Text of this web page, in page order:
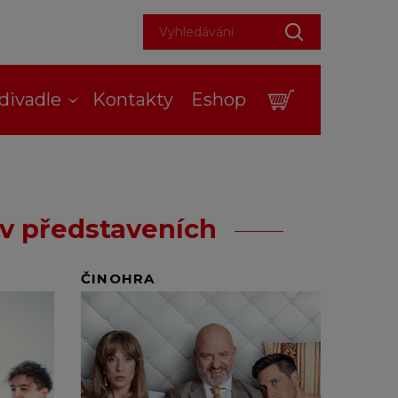
divadla
představení
Kontakty Eshop
představeních
ČINOHRA